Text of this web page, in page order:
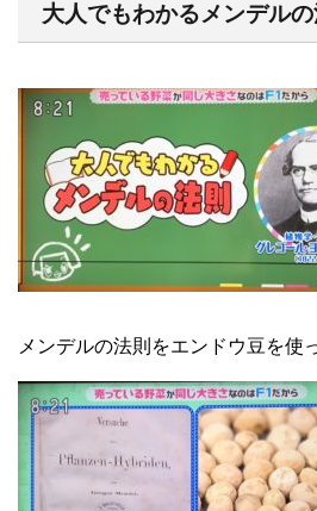
大人でもわかるメンデルの
メンデルの法則をエンドウ豆を使